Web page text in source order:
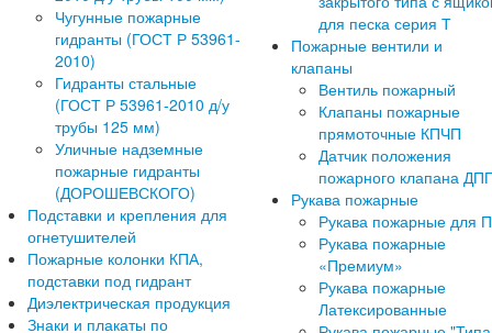
Чугунные пожарные
гидранты (ГОСТ Р 53961-
2010)
Гидранты стальные
(ГОСТ Р 53961-2010 д/у
трубы 125 мм)
Уличные надземные
пожарные гидранты
(ДОРОШЕВСКОГО)
Подставки и крепления для
огнетушителей
Пожарные колонки КПА,
подставки под гидрант
Диэлектрическая продукция
Знаки и плакаты по
для песка серия Т
Пожарные вентили и
клапаны
Вентиль пожарный
Клапаны пожарные
прямоточные КПЧП
Датчик положения
пожарного клапана
Рукава пожарные
Рукава пожарные для
Рукава пожарные
«Премиум»
Рукава пожарные
Латексированные